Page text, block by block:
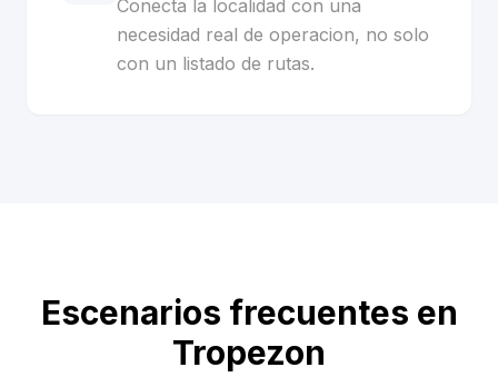
Conecta la localidad con una
necesidad real de operacion, no solo
con un listado de rutas.
Escenarios frecuentes en
Tropezon